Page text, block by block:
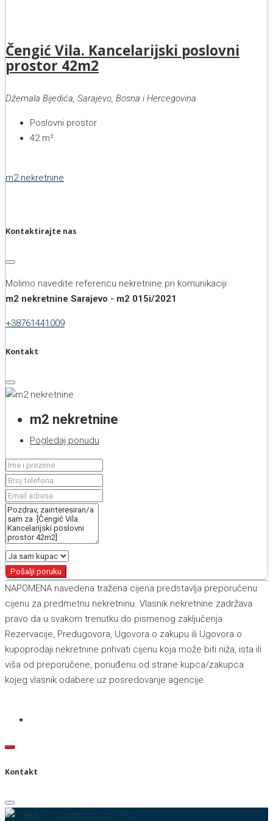
Čengić Vila. Kancelarijski poslovni
prostor 42m2
Džemala Bijedića, Sarajevo, Bosna i Hercegovina
Poslovni prostor
42 m²
m2 nekretnine
Kontaktirajte nas
Molimo navedite referencu nekretnine pri komunikaciji
m2 nekretnine Sarajevo - m2 015i/2021
+38761441009
Kontakt
m2 nekretnine
Pogledaj ponudu
Pošalji poruku
NAPOMENA navedena tražena cijena predstavlja preporučenu
cijenu za predmetnu nekretninu. Vlasnik nekretnine zadržava
pravo da u svakom trenutku do pismenog zaključenja
Rezervacije, Predugovora, Ugovora o zakupu ili Ugovora o
kupoprodaji nekretnine prihvati cijenu koja može biti niža, ista ili
viša od preporučene, ponuđenu od strane kupca/zakupca
kojeg vlasnik odabere uz posredovanje agencije.
Kontakt